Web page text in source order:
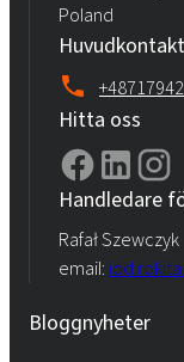
Poland
Hitta oss
Handledare
Rafał Szewczyk
email:
Bloggnyheter